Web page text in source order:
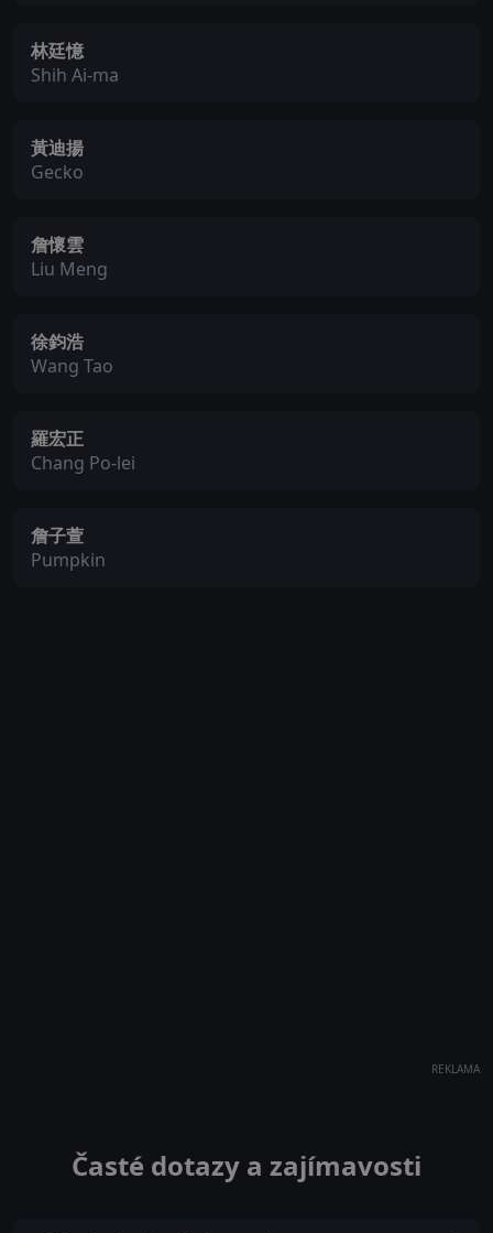
林廷憶
Shih Ai-ma
黃迪揚
Gecko
詹懷雲
Liu Meng
徐鈞浩
Wang Tao
羅宏正
Chang Po-lei
詹子萱
Pumpkin
REKLAMA
Časté dotazy a zajímavosti